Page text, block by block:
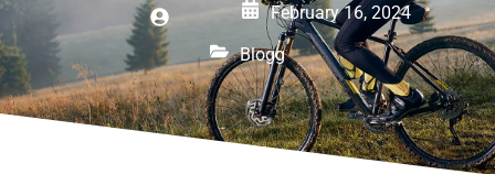
February 16, 2024
Blogg